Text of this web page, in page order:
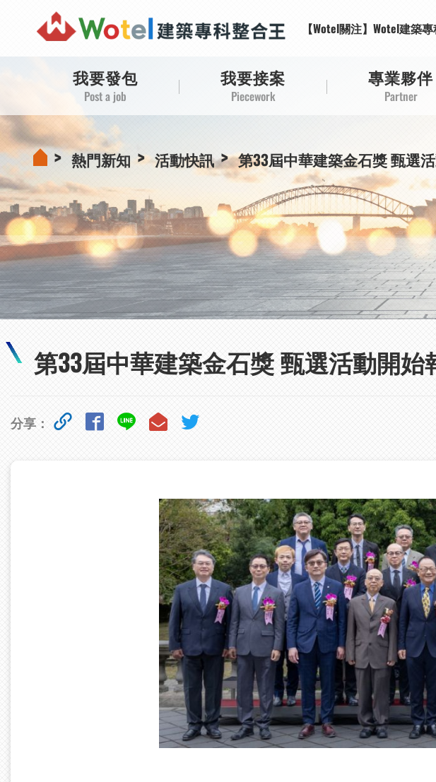
【Wotel關注】Youtube頻
【Wotel關注】Youtube頻
我要發包
Post a job
我要接案
Piecework
專業夥伴
Partner
熱門新知 活動快訊 第33屆中華建築金石獎 甄選
第33屆中華建築金石獎 甄選活動開始
分享：